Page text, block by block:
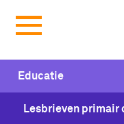
Educatie
Lesbrieven primair